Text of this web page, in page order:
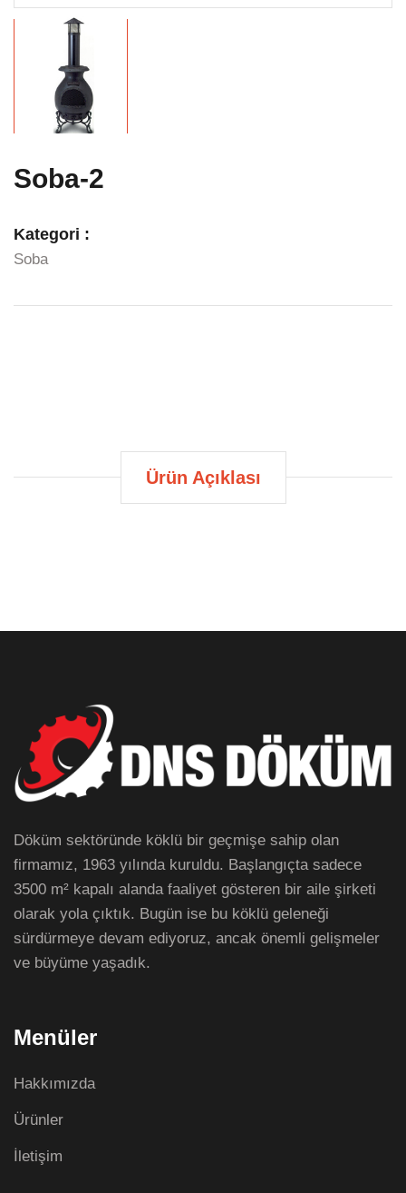
Soba-2
Kategori :
Soba
Ürün Açıklası
Döküm sektöründe köklü bir geçmişe sahip olan
firmamız, 1963 yılında kuruldu. Başlangıçta sadece
3500 m² kapalı alanda faaliyet gösteren bir aile şirketi
olarak yola çıktık. Bugün ise bu köklü geleneği
sürdürmeye devam ediyoruz, ancak önemli gelişmeler
ve büyüme yaşadık.
Menüler
Hakkımızda
Ürünler
İletişim